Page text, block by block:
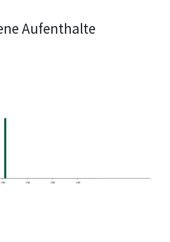
Aufenthalte
1900 1910 1920 1930